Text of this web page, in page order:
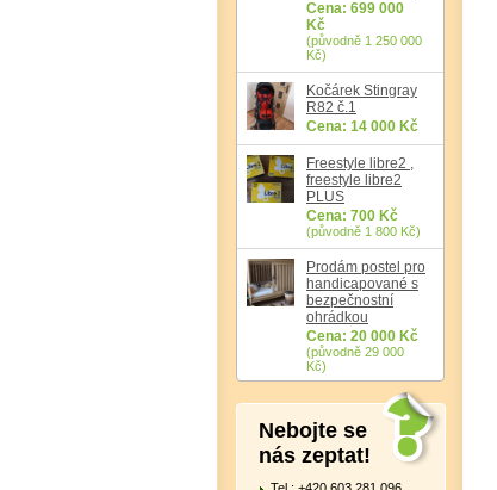
Cena: 699 000
Kč
(původně 1 250 000
Kč)
Kočárek Stingray
R82 č.1
Cena: 14 000 Kč
Freestyle libre2 ,
freestyle libre2
PLUS
Cena: 700 Kč
(původně 1 800 Kč)
Prodám postel pro
handicapované s
bezpečnostní
ohrádkou
Cena: 20 000 Kč
(původně 29 000
Kč)
Nebojte se
nás zeptat!